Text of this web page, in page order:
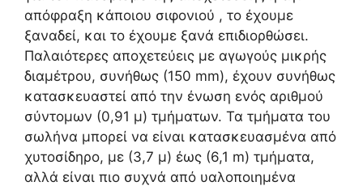
απόφραξη κάποιου σιφονιού , το έχουμε
ξαναδεί, και το έχουμε ξανά επιδιορθώσει.
Παλαιότερες αποχετεύεις με αγωγούς μικρής
διαμέτρου, συνήθως (150 mm), έχουν συνήθως
κατασκευαστεί από την ένωση ενός αριθμού
σύντομων (0,91 μ) τμήματων. Τα τμήματα του
σωλήνα μπορεί να είναι κατασκευασμένα από
χυτοσίδηρο, με (3,7 μ) έως (6,1 m) τμήματα,
αλλά είναι πιο συχνά από υαλοποιημένα